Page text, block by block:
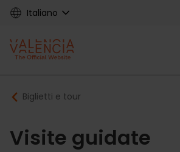
Skip
content
Italiano
Main
navigation
Breadcrumb
Biglietti e tour
Visite guidate